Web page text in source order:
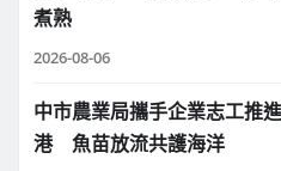
煮熟
2026-08-06
中市農業局攜手企業志工推
港 魚苗放流共護海洋